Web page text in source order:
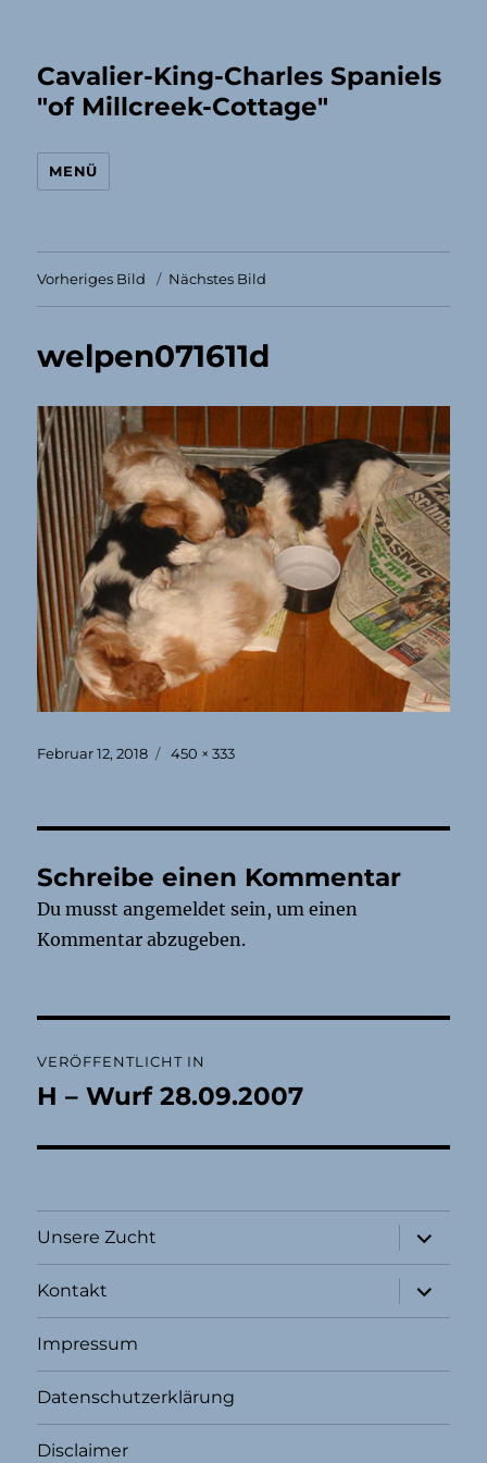
Cavalier-King-Charles Spaniels
"of Millcreek-Cottage"
MENÜ
Vorheriges Bild Nächstes Bild
welpen071611d
Veröffentlicht
Februar 12, 2018 Originalgröße
450 × 333
Schreibe einen Kommentar
Du musstangemeldet sein, um einen
Kommentar abzugeben.
VERÖFFENTLICHT IN
H – Wurf 28.09.2007
Unsere Zucht
öffnen
Kontakt
öffnen
Impressum
Datenschutzerklärung
Disclaimer